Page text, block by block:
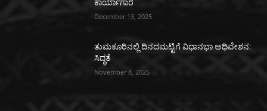
ಕಾರ್ಯಾಗಾರ
December 13, 2025
ತುಮಕೂರಿನಲ್ಲಿ ದಿನದಮಟ್ಟಿಗೆ ವಿಧಾನಭಾ ಅಧಿವೇಶನ:
ಸಿದ್ಧತೆ
November 8, 2025